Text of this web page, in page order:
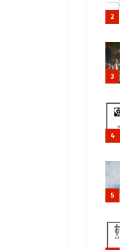
2
3
4
5